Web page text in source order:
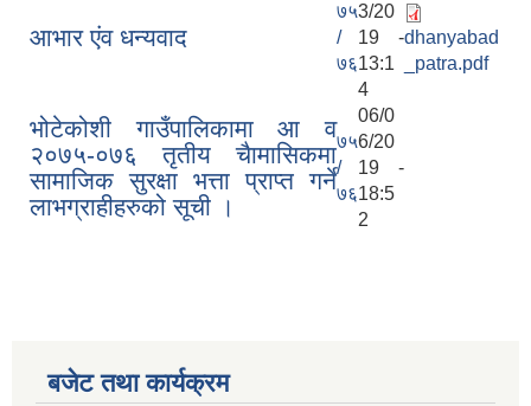
आभार एंव धन्यवाद
७५
/
७६
3/20
19 -
13:1
4
dhanyabad
_patra.pdf
भोटेकोशी गाउँपालिकामा आ‍‌ व
२०७५-०७६ तृतीय चैामासिकमा
सामाजिक सुरक्षा भत्ता प्राप्त गर्ने
लाभग्राहीहरुको सूची ।
७५
/
७६
06/0
6/20
19 -
18:5
2
बजेट तथा कार्यक्रम